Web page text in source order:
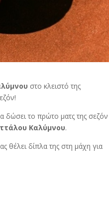
στο κλειστό της
δώσει το πρώτο ματς της σεζόν
Καλύμνου.
θέλει δίπλα της στη μάχη για